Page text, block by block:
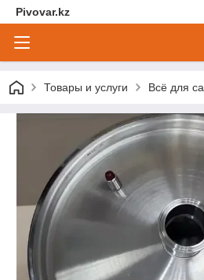
Pivovar.kz
Товары и услуги Всё для